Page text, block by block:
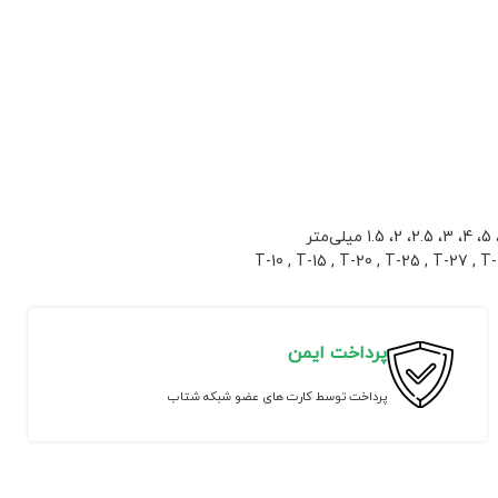
پرداخت ایمن
پرداخت توسط کارت های عضو شبکه شتاب